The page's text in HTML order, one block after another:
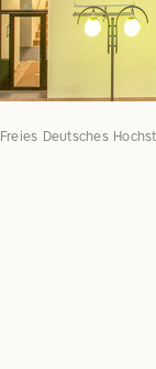
Freies Deutsches